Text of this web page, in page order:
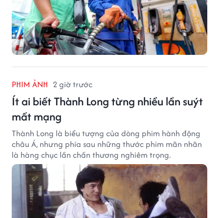
PHIM ẢNH 2 giờ trước
Ít ai biết Thành Long từng nhiều lần suýt
mất mạng
Thành Long là biểu tượng của dòng phim hành động
châu Á, nhưng phía sau những thước phim mãn nhãn
là hàng chục lần chấn thương nghiêm trọng.